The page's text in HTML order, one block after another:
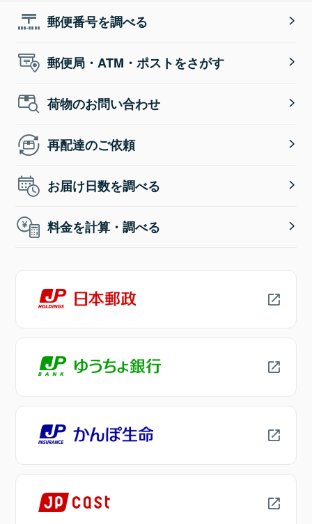
郵便番号を調べる
郵便局・ATM・ポストをさがす
荷物のお問い合わせ
再配達のご依頼
お届け日数を調べる
料金を計算・調べる